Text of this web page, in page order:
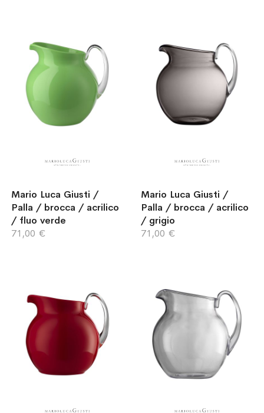
Mario Luca Giusti /
Palla / brocca / acrilico
/ fluo verde
71,00 €
Mario Luca Giusti /
Palla / brocca / acrilico
/ grigio
71,00 €